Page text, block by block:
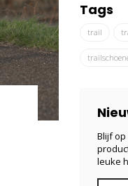
Tags
trail
Blijf
leuke